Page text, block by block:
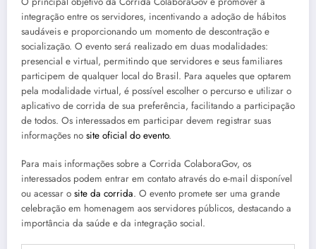
integração entre os servidores, incentivando a adoção de hábitos
saudáveis e proporcionando um momento de descontração e
socialização. O evento será realizado em duas modalidades:
presencial e virtual, permitindo que servidores e seus familiares
participem de qualquer local do Brasil. Para aqueles que optarem
pela modalidade virtual, é possível escolher o percurso e utilizar o
aplicativo de corrida de sua preferência, facilitando a participação
de todos. Os interessados em participar devem registrar suas
informações no site oficial do evento.
Para mais informações sobre a Corrida ColaboraGov, os
interessados podem entrar em contato através do e-mail disponível
ou acessar o site da corrida. O evento promete ser uma grande
celebração em homenagem aos servidores públicos, destacando a
importância da saúde e da integração social.